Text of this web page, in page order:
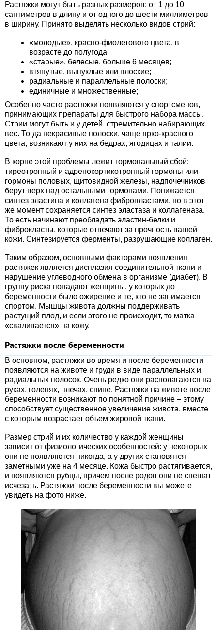
Растяжки могут быть разных размеров: от 1 до 10
сантиметров в длину и от одного до шести миллиметров
в ширину. Принято выделять несколько видов стрий:
«молодые», красно-фиолетового цвета, в
возрасте до полугода;
«старые», белесые, больше 6 месяцев;
втянутые, выпуклые или плоские;
радиальные и параллельные полоски;
единичные и множественные;
Особенно часто растяжки появляются у спортсменов,
принимающих препараты для быстрого набора массы.
Стрии могут быть и у детей, стремительно набирающих
вес. Тогда некрасивые полоски, чаще ярко-красного
цвета, возникают у них на бедрах, ягодицах и талии.
В корне этой проблемы лежит гормональный сбой:
тиреотропный и адренокортикотропный гормоны или
гормоны половых, щитовидной железы, надпочечников
берут верх над остальными гормонами. Понижается
синтез эластина и коллагена фибропластами, но в этот
же момент сохраняется синтез эластаза и коллагеназа.
То есть начинают преобладать эластин-белки и
фиброкласты, которые отвечают за прочность вашей
кожи. Синтезируется ферменты, разрушающие коллаген.
Таким образом, основными факторами появления
растяжек является дисплазия соединительной ткани и
нарушение углеводного обмена в организме (диабет). В
группу риска попадают женщины, у которых до
беременности было ожирение и те, кто не занимается
спортом. Мышцы живота должны поддерживать
растущий плод, и если этого не происходит, то матка
«сваливается» на кожу.
Растяжки после беременности
В основном, растяжки во время и после беременности
появляются на животе и груди в виде параллельных и
радиальных полосок. Очень редко они располагаются на
руках, голенях, плечах, спине. Растяжки на животе после
беременности возникают по понятной причине – этому
способствует существенное увеличение живота, вместе
с которым возрастает объем жировой ткани.
Размер стрий и их количество у каждой женщины
зависит от физиологических особенностей: у некоторых
они не появляются никогда, а у других становятся
заметными уже на 4 месяце. Кожа быстро растягивается,
и появляются рубцы, причем после родов они не спешат
исчезать. Растяжки после беременности вы можете
увидеть на фото ниже.